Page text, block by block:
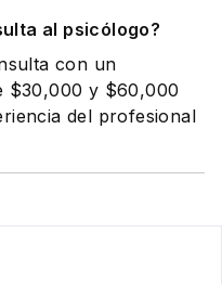
al psicólogo?
con un
$30,000 y $60,000
del profesional